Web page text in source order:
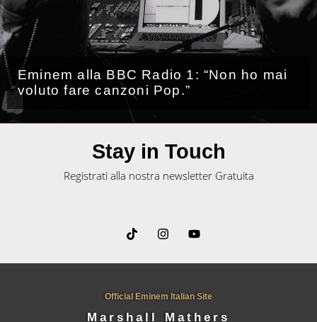
Eminem alla BBC Radio 1: “Non ho mai
voluto fare canzoni Pop.”
Stay in Touch
Registrati alla nostra newsletter Gratuita
Official Eminem Italian Site
Marshall Mathers